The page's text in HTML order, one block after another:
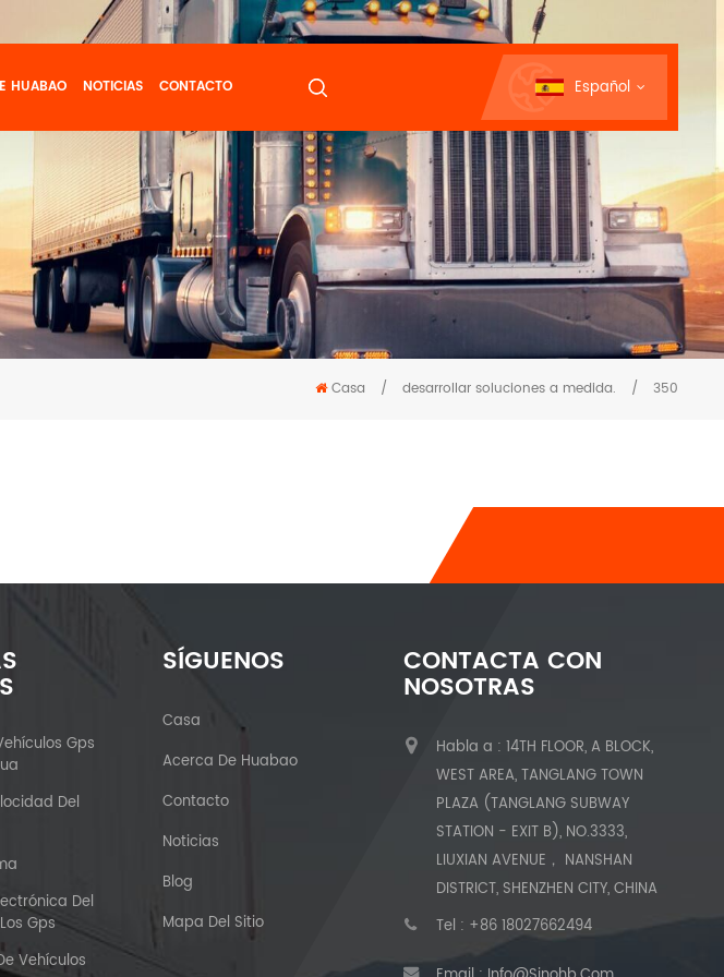
HUABAO NOTICIAS CONTACTO Español
Casa / desarrollar soluciones a medida. / 350
Gps
Del
Del
Gps
Vehículos
SÍGUENOS
Casa
Acerca De Huabao
Contacto
Noticias
Blog
Mapa Del Sitio
CONTACTA CON
NOSOTRAS
Habla a : 14TH FLOOR, A BLOCK,
WEST AREA, TANGLANG TOWN
PLAZA (TANGLANG SUBWAY
STATION - EXIT B), NO.3333,
LIUXIAN AVENUE， NANSHAN
DISTRICT, SHENZHEN CITY, CHINA
Tel : +86 18027662494